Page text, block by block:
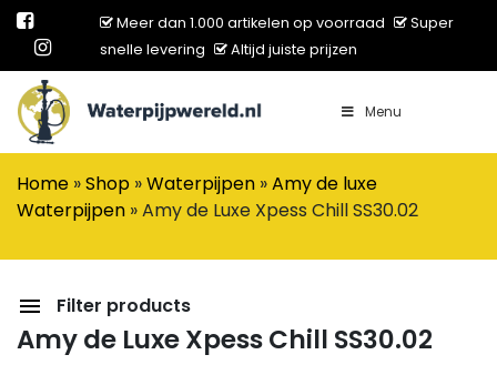
Meer dan 1.000 artikelen op voorraad
Super
snelle levering
Altijd juiste prijzen
Main Navigation Menu
Home »Shop »Waterpijpen »Amy de luxe
Waterpijpen »Amy de Luxe Xpess Chill SS30.02
Filter products
Amy de Luxe Xpess Chill SS30.02